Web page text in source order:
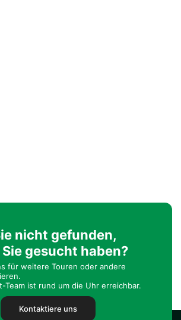
nicht gefunden,
gesucht haben?
für weitere Touren oder andere
Team ist rund um die Uhr erreichbar.
Kontaktiere uns